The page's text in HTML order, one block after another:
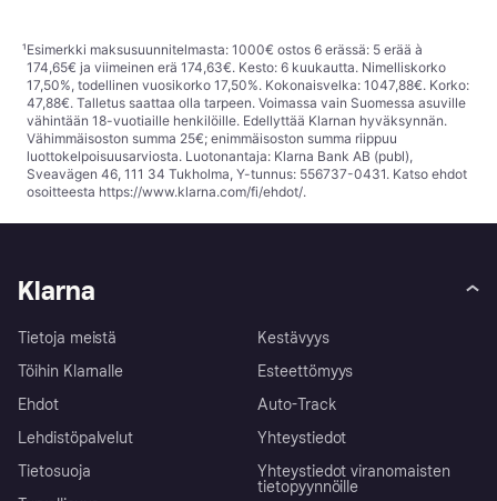
¹Esimerkki maksusuunnitelmasta: 1000€ ostos 6 erässä: 5 erää à
174,65€ ja viimeinen erä 174,63€. Kesto: 6 kuukautta. Nimelliskorko
17,50%, todellinen vuosikorko 17,50%. Kokonaisvelka: 1047,88€. Korko:
47,88€. Talletus saattaa olla tarpeen. Voimassa vain Suomessa asuville
vähintään 18-vuotiaille henkilöille. Edellyttää Klarnan hyväksynnän.
Vähimmäisoston summa 25€; enimmäisoston summa riippuu
luottokelpoisuusarviosta. Luotonantaja: Klarna Bank AB (publ),
Sveavägen 46, 111 34 Tukholma, Y-tunnus: 556737-0431. Katso ehdot
osoitteesta https://www.klarna.com/fi/ehdot/.
Klarna
Tietoja meistä
Töihin Klarnalle
Ehdot
Lehdistöpalvelut
Tietosuoja
Kestävyys
Esteettömyys
Auto-Track
Yhteystiedot
Yhteystiedot viranomaisten
tietopyynnöille